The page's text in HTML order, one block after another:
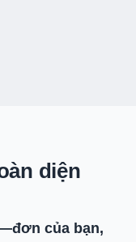
diện
của bạn,